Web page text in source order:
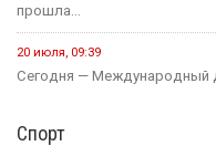
прошла...
20 июля, 09:39
Сегодня — Международный
Спорт